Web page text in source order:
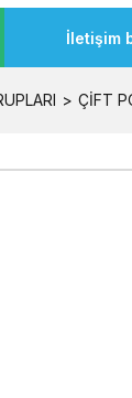
İletişim
ÇİFT